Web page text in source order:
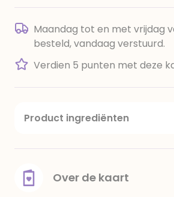
Maandag tot en met vrijdag
besteld, vandaag verstuurd.
Verdien 5 punten met deze
Product ingrediënten
amandelen,cacaomassa,
voedingszuur: citroenzuur E 330,
E415, water, bevochtigingsmiddel
Over de kaart